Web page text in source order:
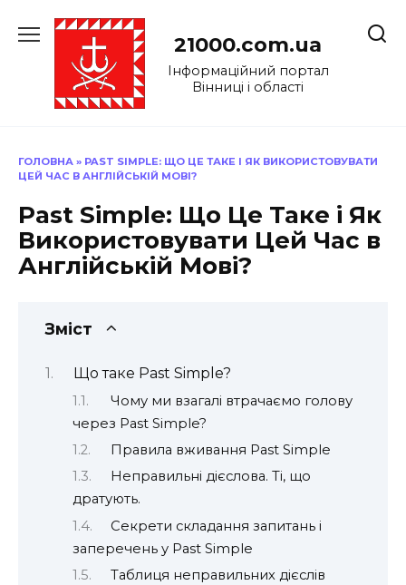
до
21000.com.ua
Інформаційний портал
Вінниці і області
ГОЛОВНА » PAST SIMPLE: ЩО ЦЕ ТАКЕ І ЯК ВИКОРИСТОВУВАТИ
ЦЕЙ ЧАС В АНГЛІЙСЬКІЙ МОВІ?
Past Simple: Що Це Таке і Як
Використовувати Цей Час в
Англійській Мові?
Зміст
Що таке Past Simple?
Чому ми взагалі втрачаємо голову
через Past Simple?
Правила вживання Past Simple
Неправильні дієслова. Ті, що
дратують.
Секрети складання запитань і
заперечень у Past Simple
Таблиця неправильних дієслів